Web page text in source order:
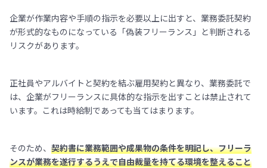
企業が作業内容や手順の指示を必要以上に出すと、業務委託契約
が形式的なものになっている「偽装フリーランス」と判断される
リスクがあります。
正社員やアルバイトと契約を結ぶ雇用契約と異なり、業務委託で
は、企業がフリーランスに具体的な指示を出すことは禁止されて
います。これは時給制であっても当てはまります。
そのため、 契約書に業務範囲や成果物の条件を明記し、フリーラ
ンスが業務を遂行するうえで自由裁量を持てる環境を整えること